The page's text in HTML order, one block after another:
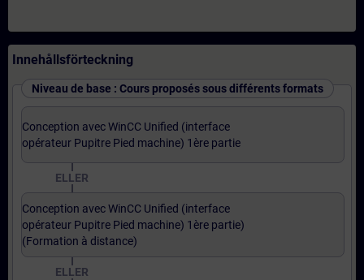
Innehållsförteckning
Niveau de base : Cours proposés sous différents formats
Conception avec WinCC Unified (interface
opérateur Pupitre Pied machine) 1ère partie
ELLER
Conception avec WinCC Unified (interface
opérateur Pupitre Pied machine) 1ère partie)
(Formation à distance)
ELLER